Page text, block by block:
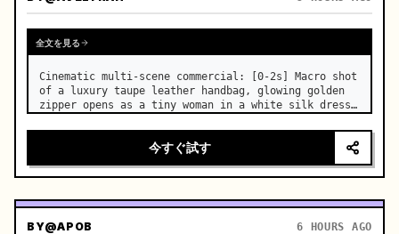
全文を見る
Cinematic multi-scene commercial: [0-2s] Macro shot
of a luxury taupe leather handbag, glowing golden
zipper opens as a tiny woman in a white silk dress
sparkles. …
今すぐ試す
BY@APOB 6 HOURS AGO